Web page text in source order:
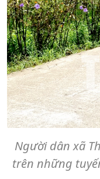
Người dân xã
trên những